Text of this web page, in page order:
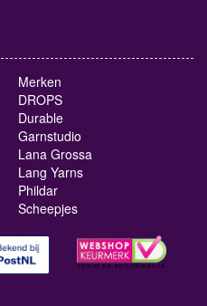
Merken
DROPS
Durable
Garnstudio
Lana Grossa
Lang Yarns
Phildar
Scheepjes